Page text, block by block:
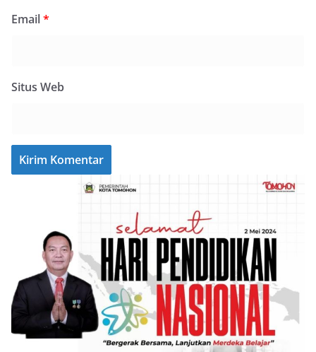
Email*
Situs Web